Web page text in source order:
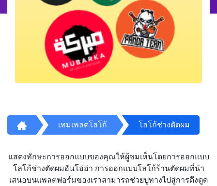
เทมเพลตโลโก้ โลโก้ช่างตัดผม
แสดงทักษะการออกแบบของคุณให้ผู้ชมเห็นโดยการออกแบบ
โลโก้ช่างตัดผมอันโอ่อ่า การออกแบบโลโก้ร้านตัดผมที่นำ
เสนอบนแพลตฟอร์มของเราสามารถช่วยปูทางไปสู่การดึงดูด